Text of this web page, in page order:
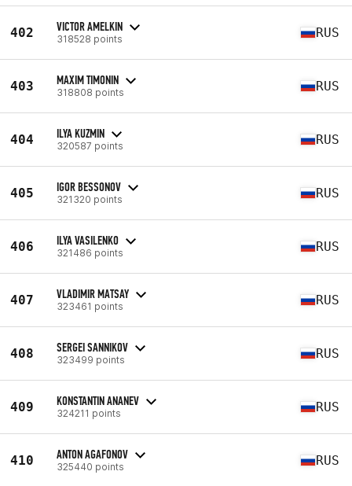
402 VICTOR AMELKIN
318528 points RUS
403 MAXIM TIMONIN
318808 points RUS
404 ILYA KUZMIN
320587 points RUS
405 IGOR BESSONOV
321320 points RUS
406 ILYA VASILENKO
321486 points RUS
407 VLADIMIR MATSAY
323461 points RUS
408 SERGEI SANNIKOV
323499 points RUS
409 KONSTANTIN ANANEV
324211 points RUS
410 ANTON AGAFONOV
325440 points RUS